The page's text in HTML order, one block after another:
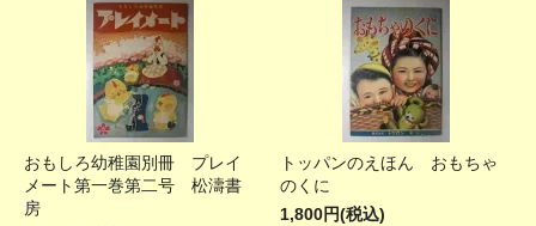
おもしろ幼稚園別冊 プレイ
メート第一巻第二号 松濤書
房
トッパンのえほん おもちゃ
のくに
1,800円(税込)